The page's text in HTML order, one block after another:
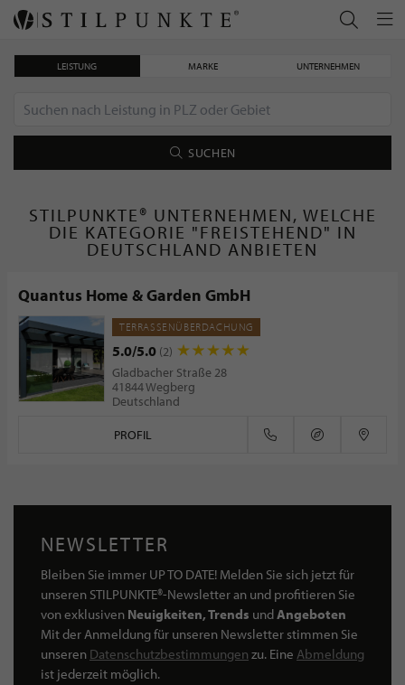
LEISTUNG MARKE UNTERNEHMEN
SUCHEN
STILPUNKTE® UNTERNEHMEN, WELCHE
DIE KATEGORIE "FREISTEHEND" IN
DEUTSCHLAND ANBIETEN
Quantus Home & Garden GmbH
TERRASSENÜBERDACHUNG
5.0/5.0 (2)
Gladbacher Straße 28
41844 Wegberg
Deutschland
PROFIL
NEWSLETTER
Bleiben Sie immer UP TO DATE! Melden Sie sich jetzt für
unseren STILPUNKTE®-Newsletter an und profitieren Sie
von exklusiven Neuigkeiten, Trends undAngeboten
Mit der Anmeldung für unseren Newsletter stimmen Sie
unseren Datenschutzbestimmungen zu. Eine Abmeldung
ist jederzeit möglich.